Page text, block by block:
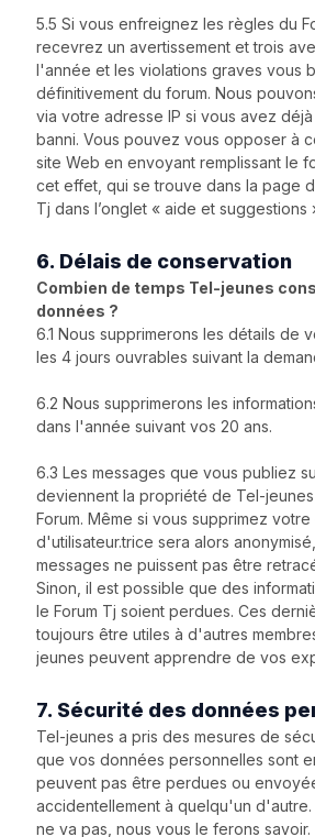
5.5 Si vous enfreignez les règles du
recevrez un avertissement et trois
l'année et les violations graves vous
définitivement du forum. Nous
via votre adresse IP si vous avez
banni. Vous pouvez vous opposer à
site Web en envoyant remplissant le
cet effet, qui se trouve dans la page
Tj dans l’onglet « aide et suggestions
6. Délais de conservation
Combien de temps Tel-jeunes
données ?
6.1 Nous supprimerons les détails de
les 4 jours ouvrables suivant la
6.2 Nous supprimerons les
dans l'année suivant vos 20 ans.
6.3 Les messages que vous publiez
deviennent la propriété de Tel-
Forum. Même si vous supprimez
d'utilisateur.trice sera alors
messages ne puissent pas être
Sinon, il est possible que des
le Forum Tj soient perdues. Ces
toujours être utiles à d'autres
jeunes peuvent apprendre de vos
7. Sécurité des données
Tel-jeunes a pris des mesures de
que vos données personnelles sont
peuvent pas être perdues ou
accidentellement à quelqu'un
ne va pas, nous vous le ferons savoir.